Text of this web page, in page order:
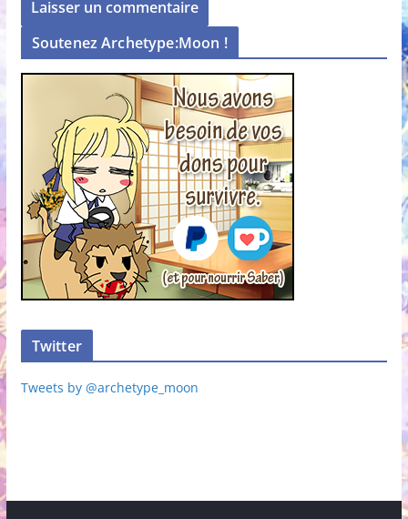
Soutenez Archetype:Moon !
Twitter
Tweets by @archetype_moon